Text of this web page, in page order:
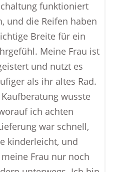
funktioniert
und die Reifen haben
Breite für ein
Meine Frau ist
und nutzt es
als ihr altes Rad.
wusste
ich achten
war schnell,
kinderleicht, und
Frau nur noch